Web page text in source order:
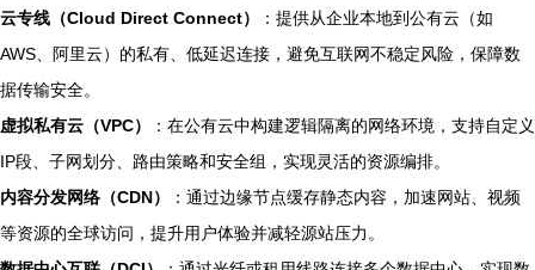
云专线（Cloud Direct Connect）
：提供从企业本地到公有云（如
AWS、阿里云）的私有、低延迟连接，避免互联网不稳定风险，保障数
据传输安全。
虚拟私有云（VPC）
：在公有云中构建逻辑隔离的网络环境，支持自定义
IP段、子网划分、路由策略和安全组，实现灵活的资源编排。
内容分发网络（CDN）
：通过边缘节点缓存静态内容，加速网站、视频
等资源的全球访问，提升用户体验并减轻源站压力。